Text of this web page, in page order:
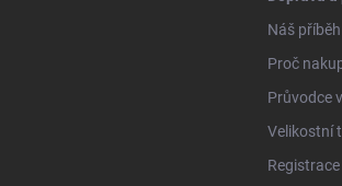
Náš příběh
Proč
Průvodce
Velikostní